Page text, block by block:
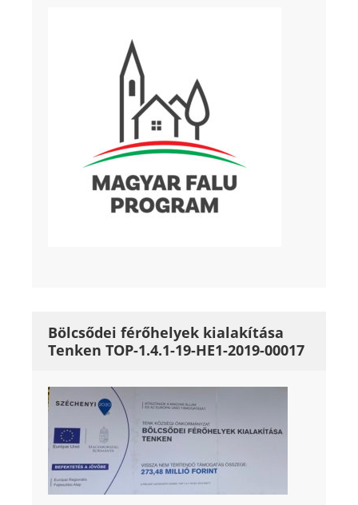
Bölcsődei férőhelyek kialakítása
Tenken TOP-1.4.1-19-HE1-2019-00017